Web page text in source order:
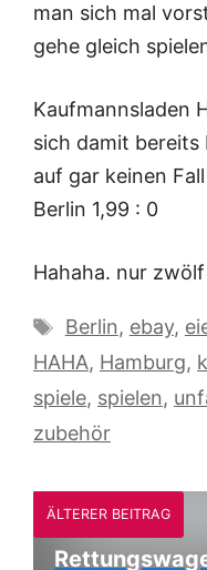
man sich mal
gehe gleich
Kaufmannsladen
sich damit
auf gar keinen
Berlin 1,99 : 0
Hahaha. nur
Schlagwörter
Berlin, ebay,
HAHA, Hamburg,
spiele, spielen,
zubehör
ÄLTERER BEITRAG